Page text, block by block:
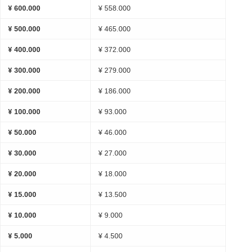
¥ 600.000 ¥ 558.000
¥ 500.000 ¥ 465.000
¥ 400.000 ¥ 372.000
¥ 300.000 ¥ 279.000
¥ 200.000 ¥ 186.000
¥ 100.000 ¥ 93.000
¥ 50.000 ¥ 46.000
¥ 30.000 ¥ 27.000
¥ 20.000 ¥ 18.000
¥ 15.000 ¥ 13.500
¥ 10.000 ¥ 9.000
¥ 5.000 ¥ 4.500